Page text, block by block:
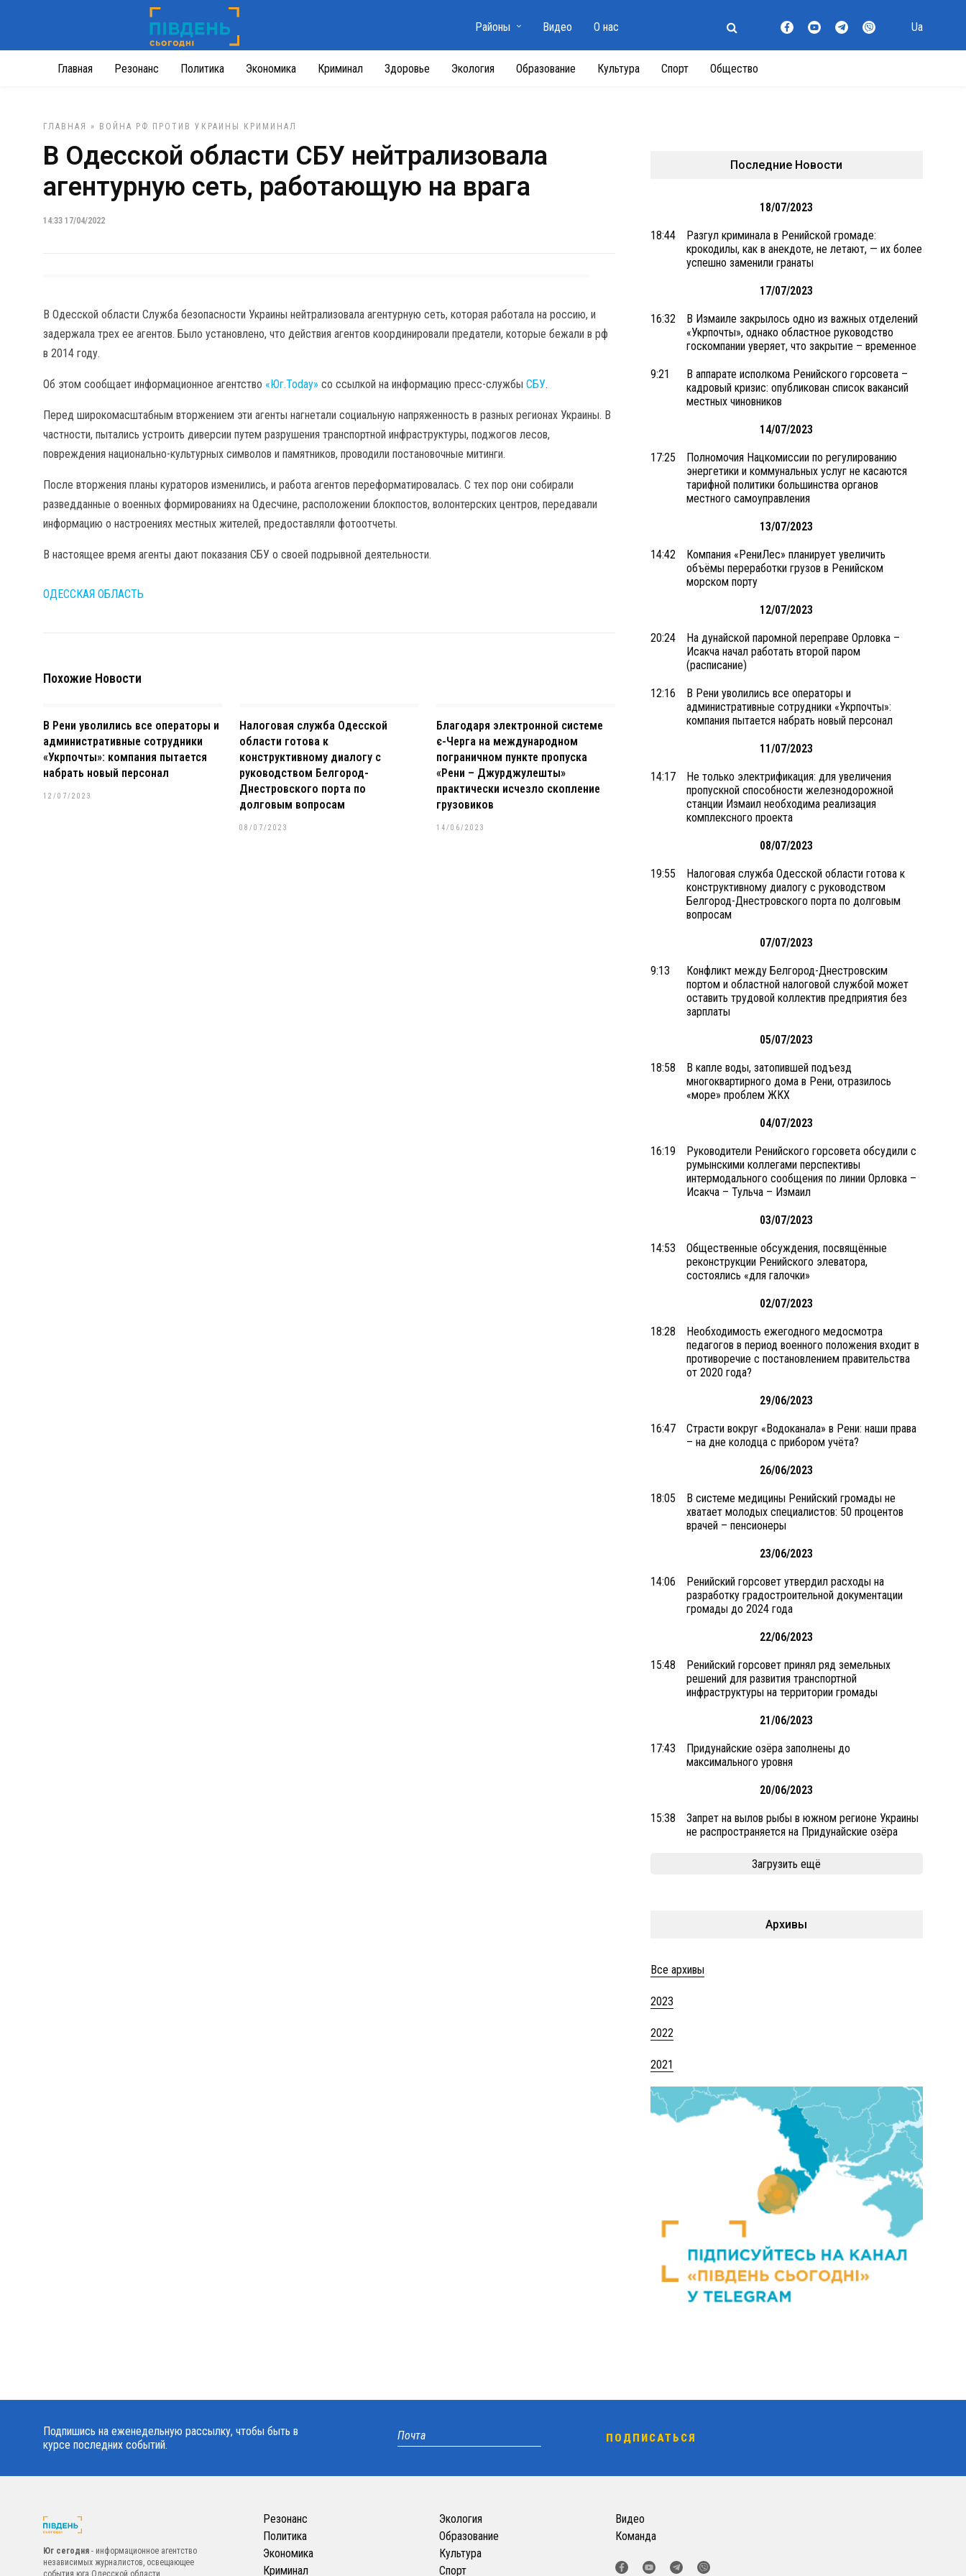
Главная Резонанс Политика Экономика Криминал Здоровье Экология Образование Культура Спорт Общество
Районы Видео О нас Ua
ГЛАВНАЯ » ВОЙНА РФ ПРОТИВ УКРАИНЫ КРИМИНАЛ
В Одесской области СБУ нейтрализовала
агентурную сеть, работающую на врага
14:33 17/04/2022
В Одесской области Служба безопасности Украины нейтрализовала агентурную сеть, которая работала на россию, и
задержала трех ее агентов. Было установлено, что действия агентов координировали предатели, которые бежали в рф
в 2014 году.
Об этом сообщает информационное агентство «Юг.Today» со ссылкой на информацию пресс-службы СБУ.
Перед широкомасштабным вторжением эти агенты нагнетали социальную напряженность в разных регионах Украины. В
частности, пытались устроить диверсии путем разрушения транспортной инфраструктуры, поджогов лесов,
повреждения национально-культурных символов и памятников, проводили постановочные митинги.
После вторжения планы кураторов изменились, и работа агентов переформатировалась. С тех пор они собирали
разведданные о военных формированиях на Одесчине, расположении блокпостов, волонтерских центров, передавали
информацию о настроениях местных жителей, предоставляли фотоотчеты.
В настоящее время агенты дают показания СБУ о своей подрывной деятельности.
ОДЕССКАЯ ОБЛАСТЬ
Похожие Новости
В Рени уволились все операторы и
административные сотрудники
«Укрпочты»: компания пытается
набрать новый персонал
12/07/2023
Налоговая служба Одесской
области готова к
конструктивному диалогу с
руководством Белгород-
Днестровского порта по
долговым вопросам
08/07/2023
Благодаря электронной системе
є-Черга на международном
пограничном пункте пропуска
«Рени – Джурджулешты»
практически исчезло скопление
грузовиков
14/06/2023
Последние Новости
18/07/2023
18:44
Разгул криминала в Ренийской громаде:
крокодилы, как в анекдоте, не летают, — их более
успешно заменили гранаты
17/07/2023
16:32
В Измаиле закрылось одно из важных отделений
«Укрпочты», однако областное руководство
госкомпании уверяет, что закрытие – временное
9:21
В аппарате исполкома Ренийского горсовета –
кадровый кризис: опубликован список вакансий
местных чиновников
14/07/2023
17:25
Полномочия Нацкомиссии по регулированию
энергетики и коммунальных услуг не касаются
тарифной политики большинства органов
местного самоуправления
13/07/2023
14:42
Компания «РениЛес» планирует увеличить
объёмы переработки грузов в Ренийском
морском порту
12/07/2023
20:24
На дунайской паромной переправе Орловка –
Исакча начал работать второй паром
(расписание)
12:16
В Рени уволились все операторы и
административные сотрудники «Укрпочты»:
компания пытается набрать новый персонал
11/07/2023
14:17
Не только электрификация: для увеличения
пропускной способности железнодорожной
станции Измаил необходима реализация
комплексного проекта
08/07/2023
19:55
Налоговая служба Одесской области готова к
конструктивному диалогу с руководством
Белгород-Днестровского порта по долговым
вопросам
07/07/2023
9:13
Конфликт между Белгород-Днестровским
портом и областной налоговой службой может
оставить трудовой коллектив предприятия без
зарплаты
05/07/2023
18:58
В капле воды, затопившей подъезд
многоквартирного дома в Рени, отразилось
«море» проблем ЖКХ
04/07/2023
16:19
Руководители Ренийского горсовета обсудили с
румынскими коллегами перспективы
интермодального сообщения по линии Орловка –
Исакча – Тульча – Измаил
03/07/2023
14:53
Общественные обсуждения, посвящённые
реконструкции Ренийского элеватора,
состоялись «для галочки»
02/07/2023
18:28
Необходимость ежегодного медосмотра
педагогов в период военного положения входит в
противоречие с постановлением правительства
от 2020 года?
29/06/2023
16:47
Страсти вокруг «Водоканала» в Рени: наши права
– на дне колодца с прибором учёта?
26/06/2023
18:05
В системе медицины Ренийский громады не
хватает молодых специалистов: 50 процентов
врачей – пенсионеры
23/06/2023
14:06
Ренийский горсовет утвердил расходы на
разработку градостроительной документации
громады до 2024 года
22/06/2023
15:48
Ренийский горсовет принял ряд земельных
решений для развития транспортной
инфраструктуры на территории громады
21/06/2023
17:43
Придунайские озёра заполнены до
максимального уровня
20/06/2023
15:38
Запрет на вылов рыбы в южном регионе Украины
не распространяется на Придунайские озёра
Загрузить ещё
Архивы
Все архивы
2023
2022
2021
Подпишись на еженедельную рассылку, чтобы быть в
курсе последних событий.
Юг сегодня - информационное агентство
независимых журналистов, освещающее
события юга Одесской области.
Резонанс
Политика
Экономика
Криминал
Экология
Образование
Культура
Спорт
Видео
Команда